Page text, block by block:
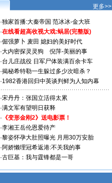
更多>>
·独家首播:大秦帝国 范冰冰-金大班
·在线看超高收视大戏:蜗居(完整版)
·倔强萝卜 麦田 媳妇的美好时代
·大内密探灵灵狗
倪萍-美丽的事
·台儿庄战役 日军尸体装满百余卡车
·揭秘希特勒一生躲过多少次暗杀？
·1982香港回归中英谈判鲜为人知内幕
·宋丹丹：张国立活得太累
·满文军有望明日获释
· 《变形金刚2》送电影票！
·李湘王岳伦恩爱待产
·黎姿怀孕大肚照曝光 月用30万安胎
·阿娇懒理冠希返港:不关我的事
·古巨基：我与霆锋都是一哥